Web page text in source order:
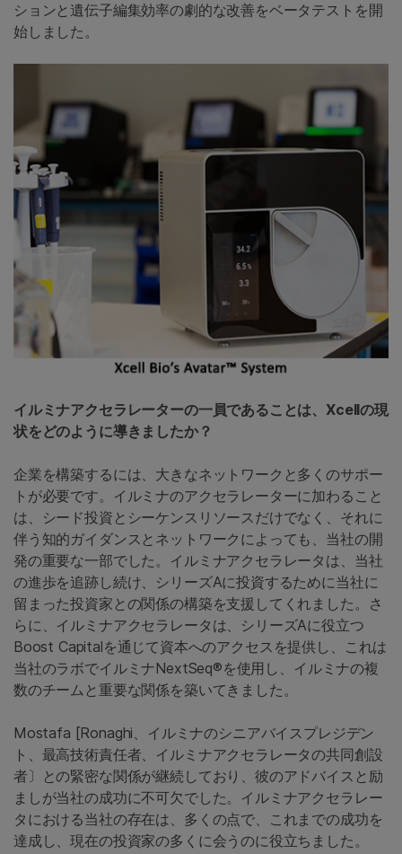
ションと遺伝子編集効率の劇的な改善をベータテストを開
始しました。
イルミナアクセラレーターの一員であることは、Xcellの現
状をどのように導きましたか？
企業を構築するには、大きなネットワークと多くのサポー
トが必要です。イルミナのアクセラレーターに加わること
は、シード投資とシーケンスリソースだけでなく、それに
伴う知的ガイダンスとネットワークによっても、当社の開
発の重要な一部でした。イルミナアクセラレータは、当社
の進歩を追跡し続け、シリーズAに投資するために当社に
留まった投資家との関係の構築を支援してくれました。さ
らに、イルミナアクセラレータは、シリーズAに役立つ
Boost Capitalを通じて資本へのアクセスを提供し、これは
当社のラボでイルミナNextSeq®を使用し、イルミナの複
数のチームと重要な関係を築いてきました。
Mostafa [Ronaghi、イルミナのシニアバイスプレジデン
ト、最高技術責任者、イルミナアクセラレータの共同創設
者〕との緊密な関係が継続しており、彼のアドバイスと励
ましが当社の成功に不可欠でした。イルミナアクセラレー
タにおける当社の存在は、多くの点で、これまでの成功を
達成し、現在の投資家の多くに会うのに役立ちました。